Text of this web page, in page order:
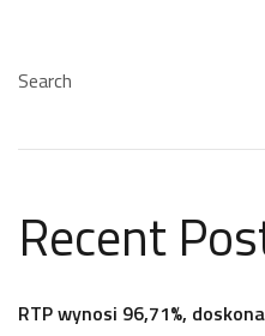
Search
Recent
RTP wynosi 96,71%,